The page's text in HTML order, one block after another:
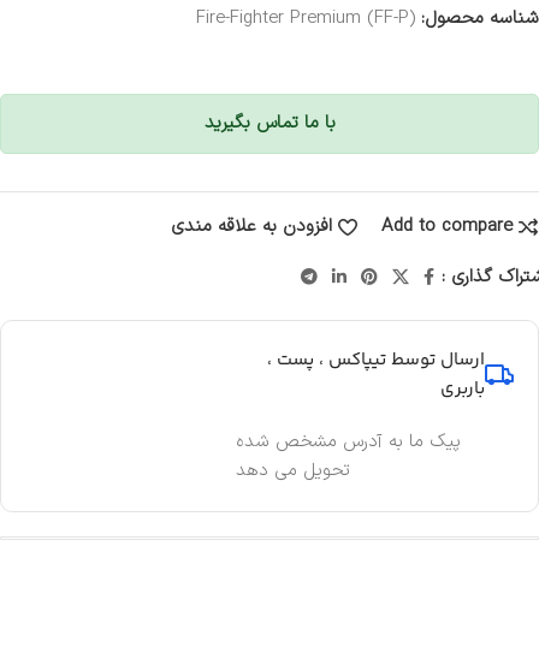
شناسه محصول: Fire-Fighter Premium (FF-P)
با ما تماس بگیرید
Add to compare
افزودن به علاقه مندی
گذاری :
ارسال توسط تیپاکس ، پست ،
باربری
پیک ما به آدرس مشخص شده
تحویل می دهد